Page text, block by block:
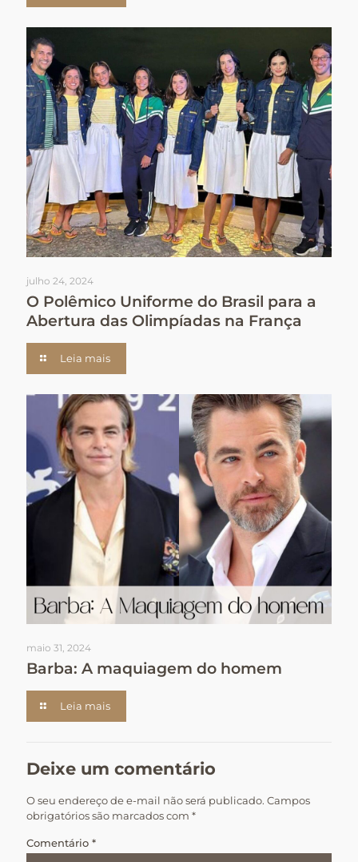
julho 24, 2024
O Polêmico Uniforme do Brasil para a
Abertura das Olimpíadas na França
Leia mais
maio 31, 2024
Barba: A maquiagem do homem
Leia mais
Deixe um comentário
O seu endereço de e-mail não será publicado. Campos
obrigatórios são marcados com *
Comentário *